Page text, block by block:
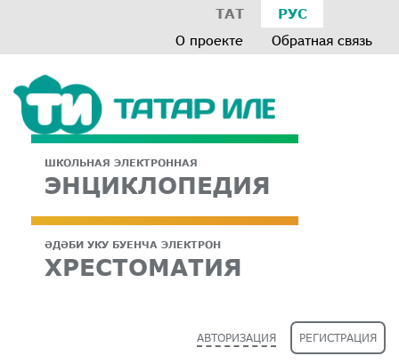
ТАТ РУС
О проекте Обратная связь
ШКОЛЬНАЯ ЭЛЕКТРОННАЯ
ЭНЦИКЛОПЕДИЯ
ӘДӘБИ УКУ БУЕНЧА ЭЛЕКТРОН
ХРЕСТОМАТИЯ
АВТОРИЗАЦИЯ РЕГИСТРАЦИЯ